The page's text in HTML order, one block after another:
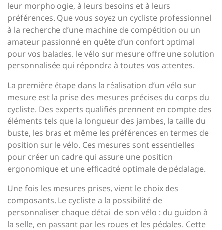
leur morphologie, à leurs besoins et à leurs
préférences. Que vous soyez un cycliste professionnel
à la recherche d’une machine de compétition ou un
amateur passionné en quête d’un confort optimal
pour vos balades, le vélo sur mesure offre une solution
personnalisée qui répondra à toutes vos attentes.
La première étape dans la réalisation d’un vélo sur
mesure est la prise des mesures précises du corps du
cycliste. Des experts qualifiés prennent en compte des
éléments tels que la longueur des jambes, la taille du
buste, les bras et même les préférences en termes de
position sur le vélo. Ces mesures sont essentielles
pour créer un cadre qui assure une position
ergonomique et une efficacité optimale de pédalage.
Une fois les mesures prises, vient le choix des
composants. Le cycliste a la possibilité de
personnaliser chaque détail de son vélo : du guidon à
la selle, en passant par les roues et les pédales. Cette